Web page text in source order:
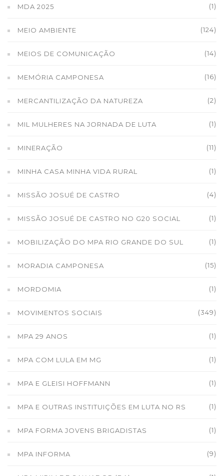
MDA 2025 (1)
MEIO AMBIENTE (124)
MEIOS DE COMUNICAÇÃO (14)
MEMÓRIA CAMPONESA (16)
MERCANTILIZAÇÃO DA NATUREZA (2)
MIL MULHERES NA JORNADA DE LUTA (1)
MINERAÇÃO (11)
MINHA CASA MINHA VIDA RURAL (1)
MISSÃO JOSUÉ DE CASTRO (4)
MISSÃO JOSUÉ DE CASTRO NO G20 SOCIAL (1)
MOBILIZAÇÃO DO MPA RIO GRANDE DO SUL (1)
MORADIA CAMPONESA (15)
MORDOMIA (1)
MOVIMENTOS SOCIAIS (349)
MPA 29 ANOS (1)
MPA COM LULA EM MG (1)
MPA E GLEISI HOFFMANN (1)
MPA E OUTRAS INSTITUIÇÕES EM LUTA NO RS (1)
MPA FORMA JOVENS BRIGADISTAS (1)
MPA INFORMA (9)